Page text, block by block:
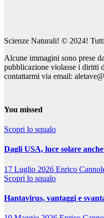
Scienze Naturali! © 2024!
Alcune immagini sono prese
pubblicazione violasse i diritti
contattarmi via email:
You missed
Scopri lo squalo
Dagli USA, luce solare
17 Luglio 2026 Enrico
Scopri lo squalo
Hantavirus, vantaggi e